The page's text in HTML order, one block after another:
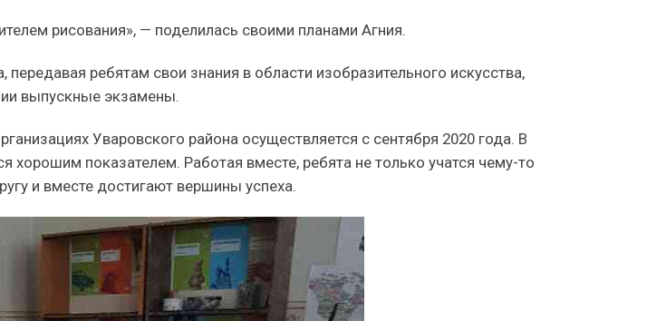
рисования», — поделилась своими планами Агния.
ребятам свои знания в области изобразительного искусства,
выпускные экзамены.
Уваровского района осуществляется с сентября 2020 года. В
хорошим показателем. Работая вместе, ребята не только учатся чему-то
и вместе достигают вершины успеха.